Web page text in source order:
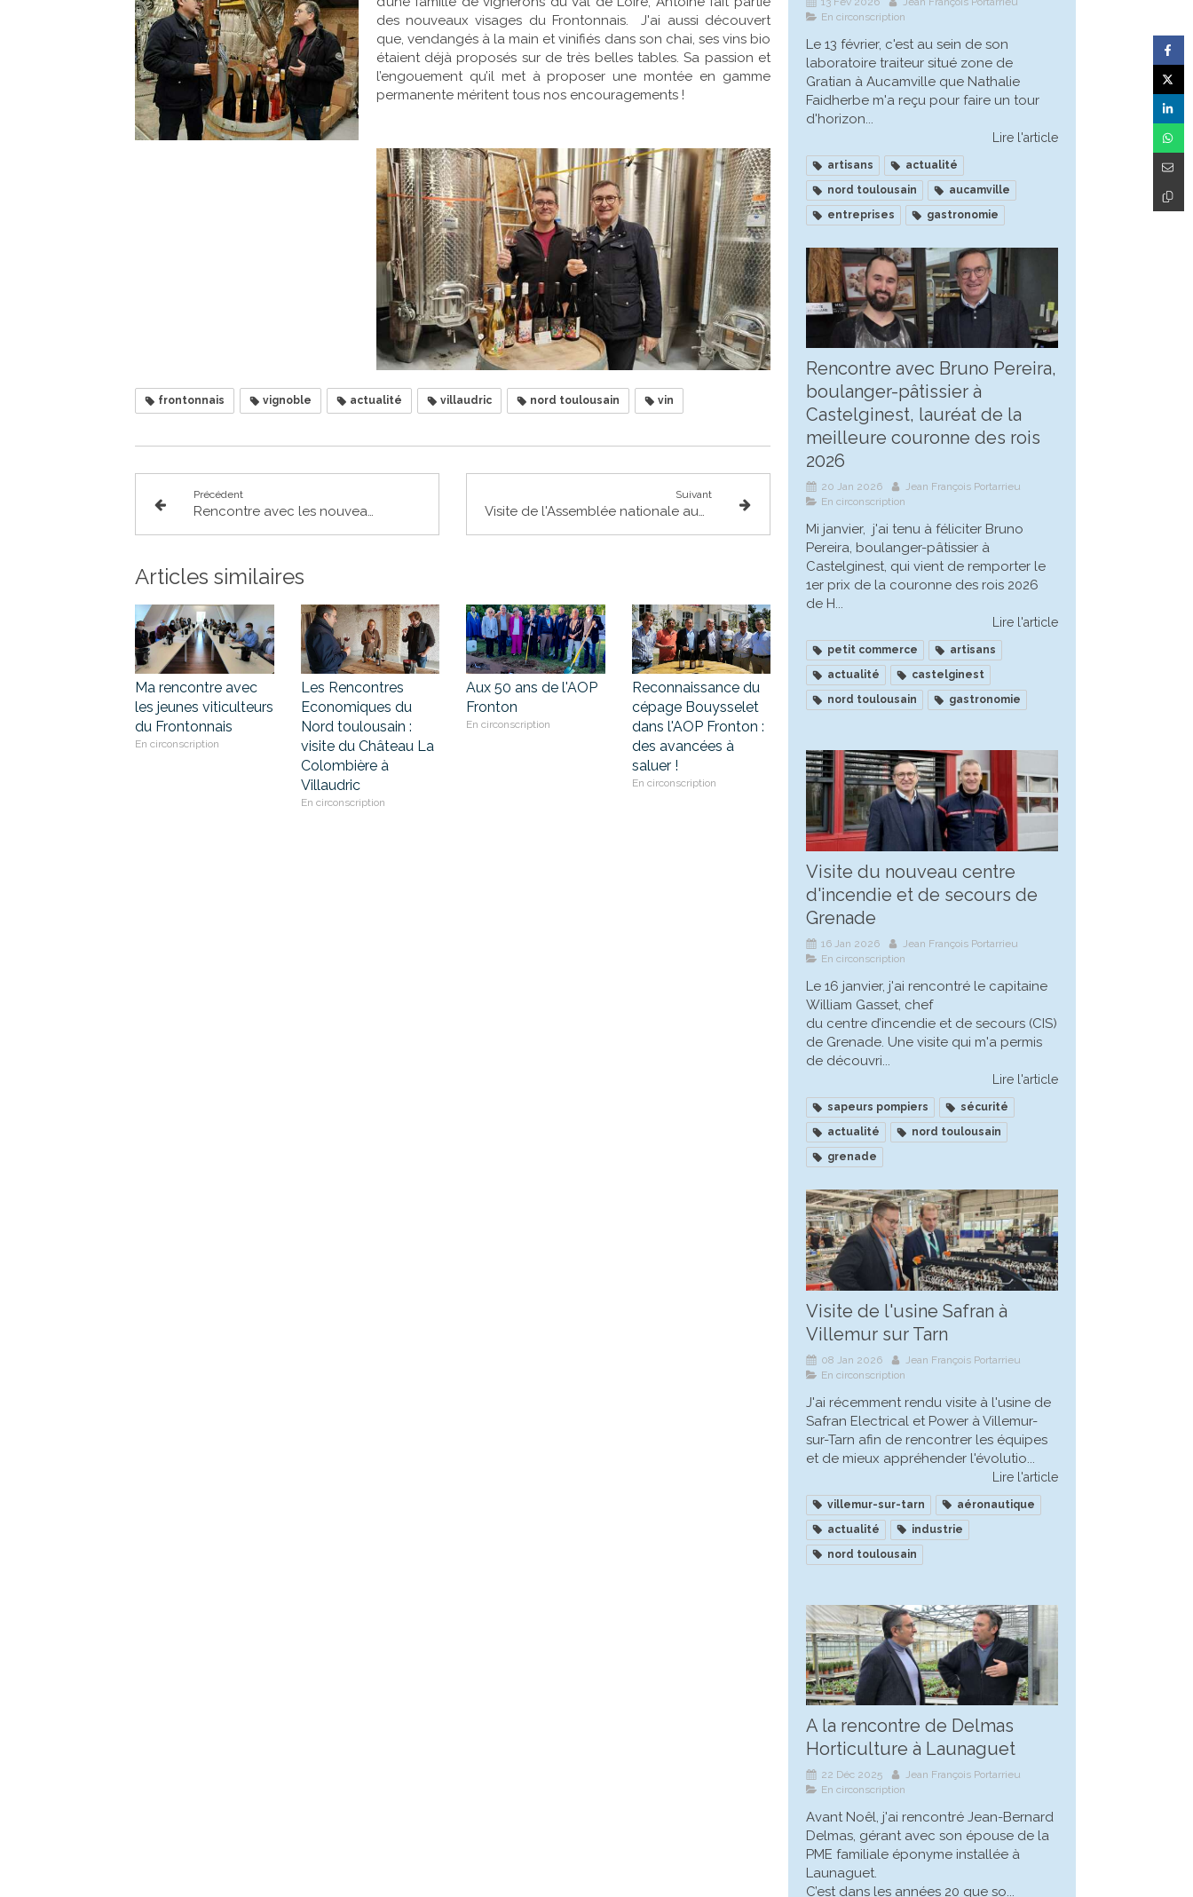
des nouveaux visages du Frontonnais. J'ai aussi découvert
que, vendangés à la main et vinifiés dans son chai, ses vins bio
étaient déjà proposés sur de très belles tables. Sa passion et
l’engouement qu’il met à proposer une montée en gamme
permanente méritent tous nos encouragements !
frontonnais vignoble actualité villaudric nord toulousain vin
Précédent
Rencontre avec les nouveaux commerçants de bouche de St Alban
Suivant
Visite de l'Assemblée nationale aux vignerons du Frontonnais
Articles similaires
Ma rencontre avec
les jeunes viticulteurs
du Frontonnais
En circonscription
Les Rencontres
Economiques du
Nord toulousain :
visite du Château La
Colombière à
Villaudric
En circonscription
Aux 50 ans de l'AOP
Fronton
En circonscription
Reconnaissance du
cépage Bouysselet
dans l'AOP Fronton :
des avancées à
saluer !
En circonscription
En circonscription
Le 13 février, c'est au sein de son
laboratoire traiteur situé zone de
Gratian à Aucamville que Nathalie
Faidherbe m'a reçu pour faire un tour
d'horizon...
Lire l'article
artisans
actualité
nord toulousain
aucamville
entreprises
gastronomie
Rencontre avec Bruno Pereira,
boulanger-pâtissier à
Castelginest, lauréat de la
meilleure couronne des rois
2026
20 Jan 2026
Jean François Portarrieu
En circonscription
Mi janvier, j'ai tenu à féliciter Bruno
Pereira, boulanger-pâtissier à
Castelginest, qui vient de remporter le
1er prix de la couronne des rois 2026
de H...
Lire l'article
petit commerce
artisans
actualité
castelginest
nord toulousain
gastronomie
Visite du nouveau centre
d'incendie et de secours de
Grenade
16 Jan 2026
Jean François Portarrieu
En circonscription
Le 16 janvier, j'ai rencontré le capitaine
William Gasset, chef
du centre d’incendie et de secours (CIS)
de Grenade. Une visite qui m'a permis
de découvri...
Lire l'article
sapeurs pompiers
sécurité
actualité
nord toulousain
grenade
Visite de l'usine Safran à
Villemur sur Tarn
08 Jan 2026
Jean François Portarrieu
En circonscription
J'ai récemment rendu visite à l'usine de
Safran Electrical et Power à Villemur-
sur-Tarn afin de rencontrer les équipes
et de mieux appréhender l'évolutio...
Lire l'article
villemur-sur-tarn
aéronautique
actualité
industrie
nord toulousain
A la rencontre de Delmas
Horticulture à Launaguet
22 Déc 2025
Jean François Portarrieu
En circonscription
Avant Noêl, j'ai rencontré Jean-Bernard
Delmas, gérant avec son épouse de la
PME familiale éponyme installée à
Launaguet.
C’est dans les années 20 que so...